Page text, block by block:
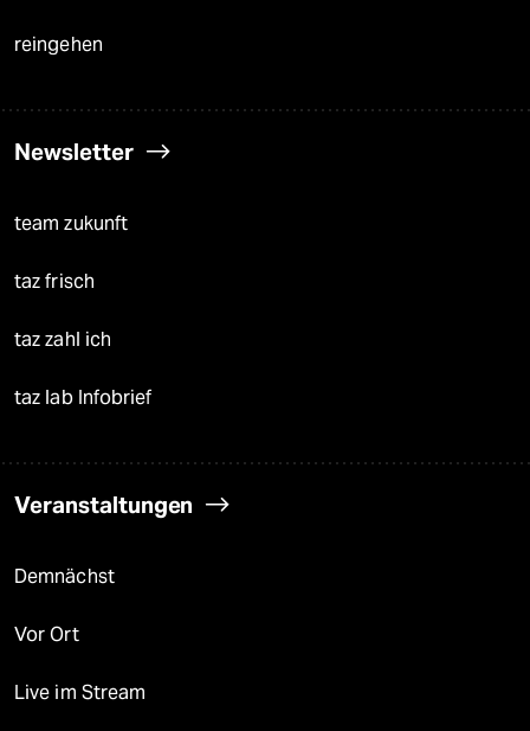
reingehen
Newsletter
team zukunft
taz frisch
taz zahl ich
taz lab Infobrief
Veranstaltungen
Demnächst
Vor Ort
Live im Stream